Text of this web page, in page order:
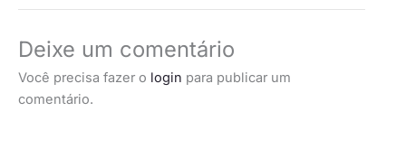
Deixe um comentário
Você precisa fazer o login para publicar um
comentário.